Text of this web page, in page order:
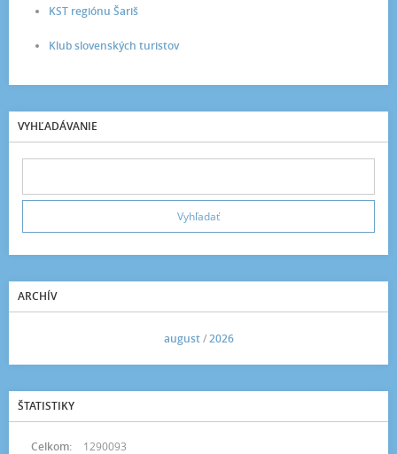
KST regiónu Šariš
Klub slovenských turistov
VYHĽADÁVANIE
ARCHÍV
august/2026
ŠTATISTIKY
Celkom: 1290093